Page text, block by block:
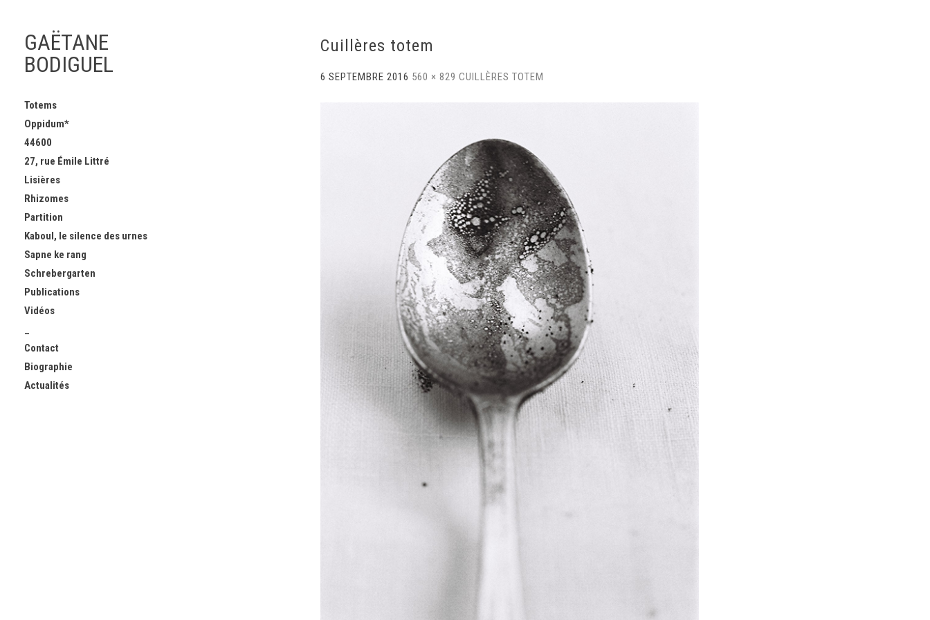
GAËTANE
BODIGUEL
Skip
to
content
Totems
Oppidum*
44600
27, rue Émile Littré
Lisières
Rhizomes
Partition
Kaboul, le silence des urnes
Sapne ke rang
Schrebergarten
Publications
Vidéos
Contact
Biographie
Actualités
Cuillères totem
6 SEPTEMBRE 2016 560 × 829 CUILLÈRES TOTEM